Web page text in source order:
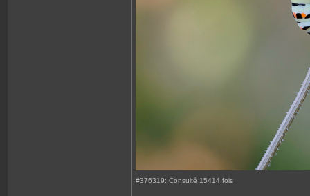
#376319: Consulté 15414 fois